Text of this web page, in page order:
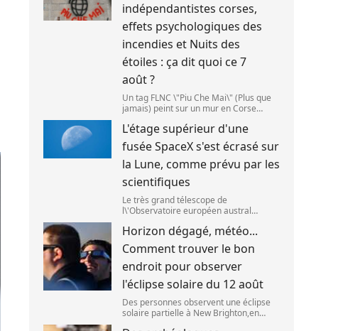
indépendantistes corses,
effets psychologiques des
incendies et Nuits des
étoiles : ça dit quoi ce 7
août ?
Un tag FLNC \"Piu Che Mai\" (Plus que
jamais) peint sur un mur en Corse
CASABIANCA )
L'étage supérieur d'une
fusée SpaceX s'est écrasé sur
la Lune, comme prévu par les
scientifiques
Le très grand télescope de
l\'Observatoire européen austral
preuves que l\'étage supérieur d\'une
fusée de SpaceX s\'est bien écrasé sur
la Lune,le 5 aoû
Horizon dégagé, météo...
Comment trouver le bon
endroit pour observer
l'éclipse solaire du 12 août
Des personnes observent une éclipse
solaire partielle à New Brighton,en